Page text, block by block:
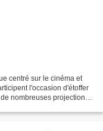
centré sur le cinéma et
l'occasion d'étoffer
nombreuses projections